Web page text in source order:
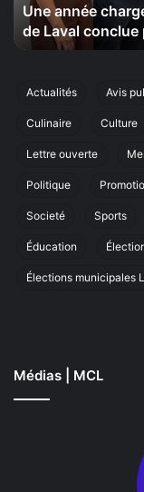
Laval
conclue
par
prix
de
Une année
de Laval
Actualités Avis
Culinaire Culture
Lettre ouverte
Politique
Societé Sports
Éducation
Élections municipales
Médias | MCL